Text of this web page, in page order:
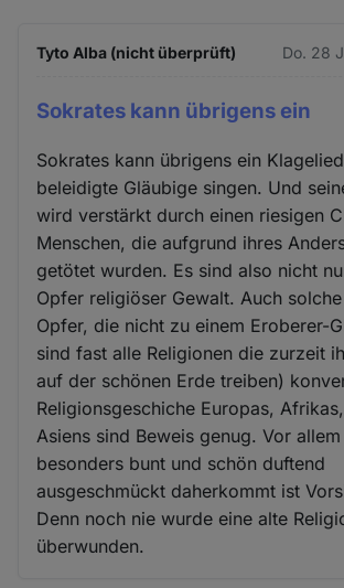
Tyto Alba (nicht überprüft) Do. 28
Sokrates kann übrigens ein
Sokrates kann übrigens ein
beleidigte Gläubige singen. Und
wird verstärkt durch einen riesigen
Menschen, die aufgrund ihres
getötet wurden. Es sind also nicht
Opfer religiöser Gewalt. Auch
Opfer, die nicht zu einem Eroberer-
sind fast alle Religionen die zurzeit
auf der schönen Erde treiben)
Religionsgeschiche Europas,
Asiens sind Beweis genug. Vor
besonders bunt und schön duftend
ausgeschmückt daherkommt ist
Denn noch nie wurde eine alte
überwunden.